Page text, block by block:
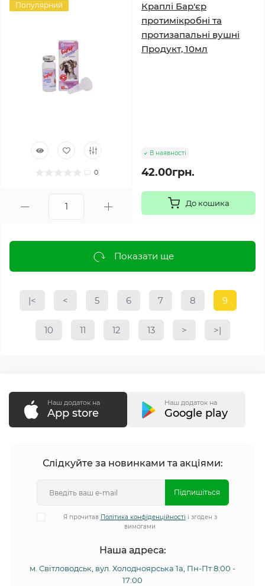
Популярний
0
Краплі Бар'єр
протимікробні та
протизапальні вушні
Продукт, 10мл
В наявності
42.00грн.
До кошика
Показати ще
|< < 5 6 7 8 9
10 11 12 13 > >|
Наш додаток на
App store
Наш додаток на
Google play
Слідкуйте за новинками та акціями:
Підпишіться
Я прочитав Політика конфіденційності і згоден з
вимогами
Наша адреса:
м. Світловодськ, вул. Холодноярська 1а, Пн-Пт 8:00 -
17:00